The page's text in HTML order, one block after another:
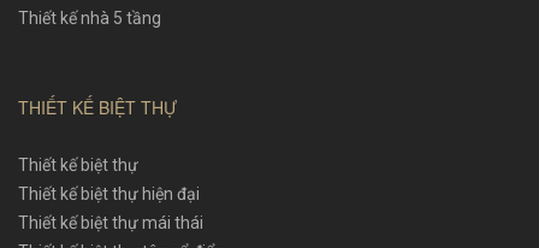
Thiết kế nhà 5 tầng
THIẾT KẾ BIỆT THỰ
Thiết kế biệt thự
Thiết kế biệt thự hiện đại
Thiết kế biệt thự mái thái